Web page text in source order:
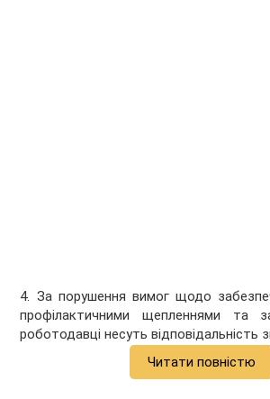
4. За порушення вимог щодо
профілактичними щепленнями та
роботодавці несуть відповідальність
Читати повністю